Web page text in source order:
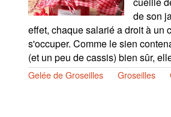
de son
effet, chaque salarié a droit à un
s'occuper. Comme le sien
(et un peu de cassis) bien sûr,
Gelée de Groseilles Groseilles